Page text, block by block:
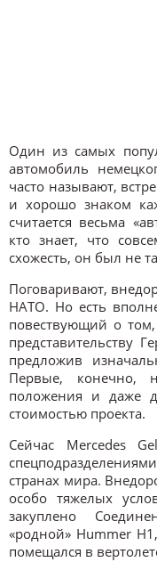
Один из самых
автомобиль
часто называют,
и хорошо знаком
считается весьма
кто знает, что
схожесть, он был не
Поговаривают,
НАТО. Но есть
повествующий о
представительству
предложив
Первые, конечно,
положения и даже
стоимостью проекта.
Сейчас Mercedes
странах мира.
особо тяжелых
закуплено
«родной» Hummer
помещался в